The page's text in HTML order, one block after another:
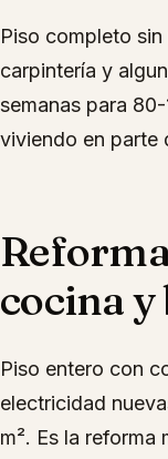
Piso completo
carpintería y
semanas para
viviendo en parte
cocina y
Piso entero con
electricidad
m². Es la reforma